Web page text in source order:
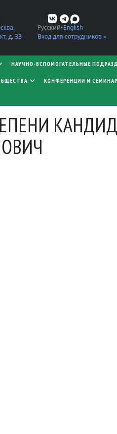
д. 33
Русский English
Вход для сотрудников »
НАУЧНО-ВСПОМОГАТЕЛЬНЫЕ
КОНФЕРЕНЦИИ И